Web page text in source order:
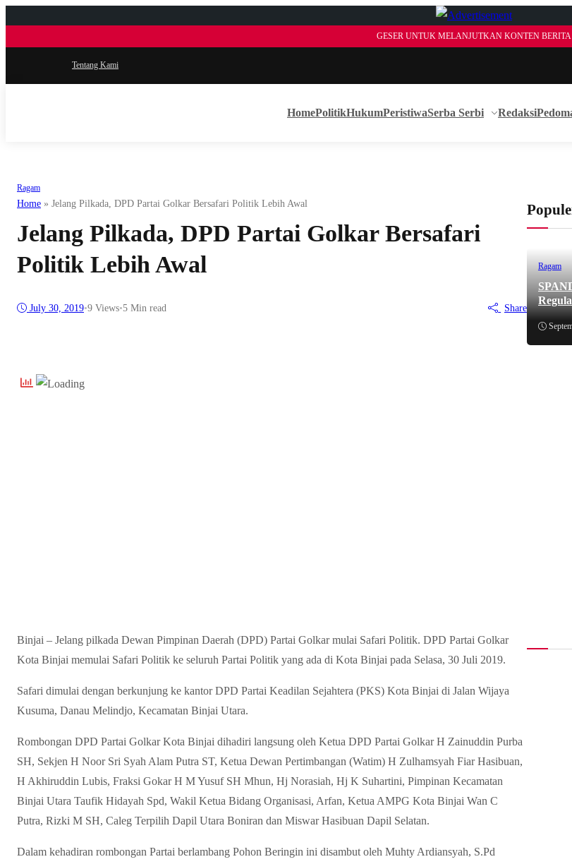
GESER UNTUK MELANJUTKAN KONTEN BERITA
Tentang Kami
HomePolitikHukumPeristiwaSerba Serbi Redaksi
Ragam
Home » Jelang Pilkada, DPD Partai Golkar Bersafari Politik Lebih Awal
Jelang Pilkada, DPD Partai Golkar Bersafari
Politik Lebih Awal
July 30, 2019•9 Views•5 Min read Share
Binjai – Jelang pilkada Dewan Pimpinan Daerah (DPD) Partai Golkar mulai Safari Politik. DPD Partai Golkar
Kota Binjai memulai Safari Politik ke seluruh Partai Politik yang ada di Kota Binjai pada Selasa, 30 Juli 2019.
Safari dimulai dengan berkunjung ke kantor DPD Partai Keadilan Sejahtera (PKS) Kota Binjai di Jalan Wijaya
Kusuma, Danau Melindjo, Kecamatan Binjai Utara.
Rombongan DPD Partai Golkar Kota Binjai dihadiri langsung oleh Ketua DPD Partai Golkar H Zainuddin Purba
SH, Sekjen H Noor Sri Syah Alam Putra ST, Ketua Dewan Pertimbangan (Watim) H Zulhamsyah Fiar Hasibuan,
H Akhiruddin Lubis, Fraksi Gokar H M Yusuf SH Mhun, Hj Norasiah, Hj K Suhartini, Pimpinan Kecamatan
Binjai Utara Taufik Hidayah Spd, Wakil Ketua Bidang Organisasi, Arfan, Ketua AMPG Kota Binjai Wan C
Putra, Rizki M SH, Caleg Terpilih Dapil Utara Boniran dan Miswar Hasibuan Dapil Selatan.
Dalam kehadiran rombongan Partai berlambang Pohon Beringin ini disambut oleh Muhty Ardiansyah, S.Pd
Ragam